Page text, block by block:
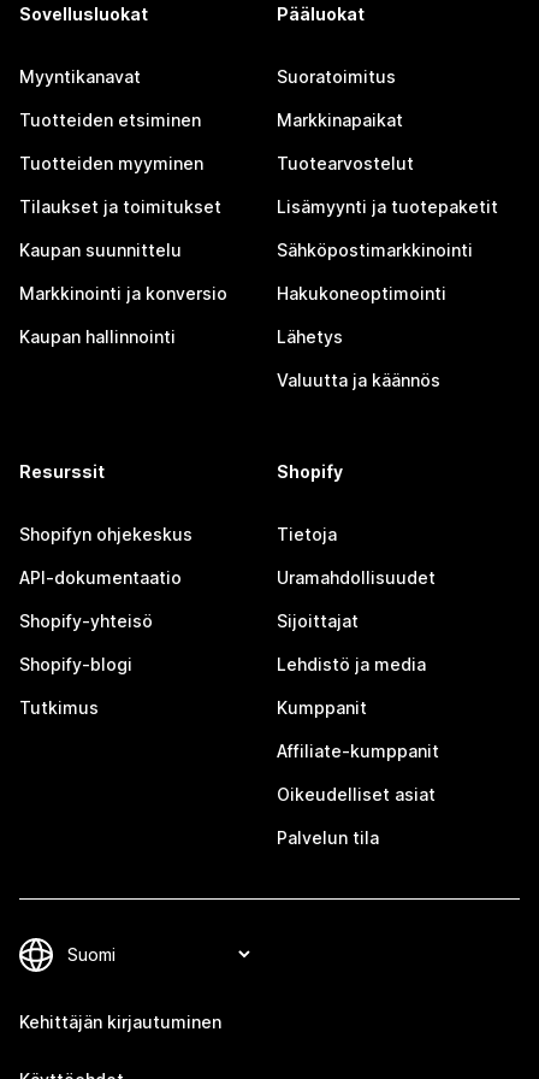
Sovellusluokat
Myyntikanavat
Tuotteiden etsiminen
Tuotteiden myyminen
Tilaukset ja toimitukset
Kaupan suunnittelu
Markkinointi ja konversio
Kaupan hallinnointi
Pääluokat
Suoratoimitus
Markkinapaikat
Tuotearvostelut
Lisämyynti ja tuotepaketit
Sähköpostimarkkinointi
Hakukoneoptimointi
Lähetys
Valuutta ja käännös
Resurssit
Shopifyn ohjekeskus
API-dokumentaatio
Shopify-yhteisö
Shopify-blogi
Tutkimus
Shopify
Tietoja
Uramahdollisuudet
Sijoittajat
Lehdistö ja media
Kumppanit
Affiliate-kumppanit
Oikeudelliset asiat
Palvelun tila
Kehittäjän kirjautuminen